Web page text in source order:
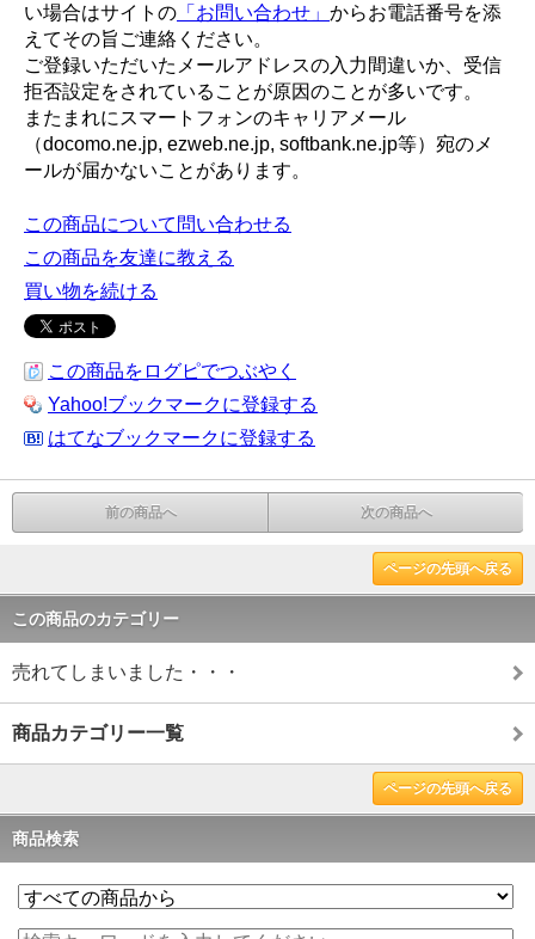
い場合はサイトの 「お問い合わせ」 からお電話番号を添
えてその旨ご連絡ください。
ご登録いただいたメールアドレスの入力間違いか、受信
拒否設定をされていることが原因のことが多いです。
またまれにスマートフォンのキャリアメール
（docomo.ne.jp, ezweb.ne.jp, softbank.ne.jp等）宛のメ
ールが届かないことがあります。
この商品について問い合わせる
この商品を友達に教える
買い物を続ける
この商品をログピでつぶやく
Yahoo!ブックマークに登録する
はてなブックマークに登録する
前の商品へ 次の商品へ
ページの先頭へ戻る
この商品のカテゴリー
売れてしまいました・・・
商品カテゴリー一覧
ページの先頭へ戻る
商品検索